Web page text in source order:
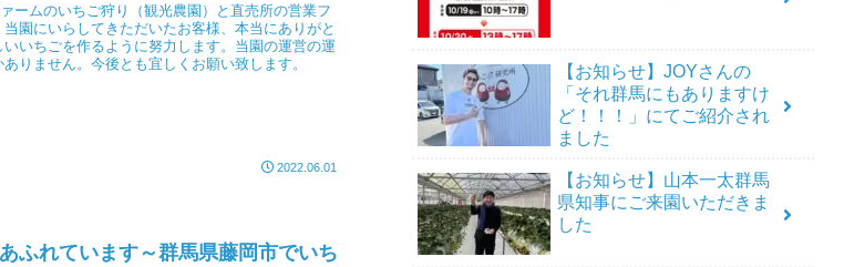
ームのいちご狩り（観光農園）と直売所の営業フ
園にいらしてきただいたお客様、本当にありがと
いちごを作るように努力します。当園の運営の運
りません。今後とも宜しくお願い致します。
2022.06.01
ふれています～群馬県藤岡市でいち
【お知らせ】JOYさんの
「それ群馬にもありますけ
ど！！！」にてご紹介され
ました
【お知らせ】山本一太群馬
県知事にご来園いただきま
した